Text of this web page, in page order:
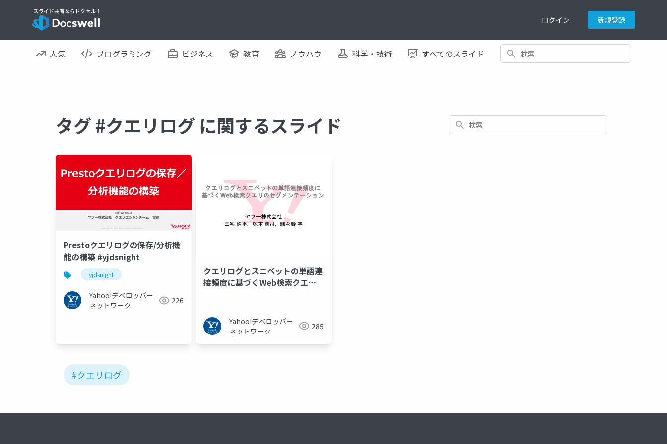
ログイン 新規登録
人気 プログラミング ビジネス 教育 ノウハウ 科学・技術 すべてのスライド 検索
タグ #クエリログ に関するスライド 検索
Prestoクエリログの保存/分析機
能の構築 #yjdsnight
yjdsnight
Yahoo!デベロッパー
ネットワーク
226
クエリログとスニペットの単語連
接頻度に基づくWeb検索クエリ
Yahoo!デベロッパー
ネットワーク
285
#クエリログ